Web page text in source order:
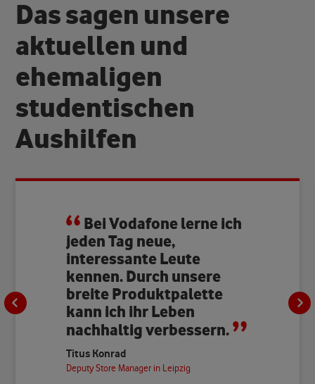
Das sagen unsere
aktuellen und
ehemaligen
studentischen
Aushilfen
Bei Vodafone lerne ich
jeden Tag neue,
interessante Leute
kennen. Durch unsere
breite Produktpalette
kann ich ihr Leben
nachhaltig verbessern.
Titus Konrad
Deputy Store Manager in Leipzig